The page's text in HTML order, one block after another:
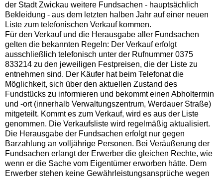
der Stadt Zwickau weitere Fundsachen - hauptsächlich
Bekleidung - aus dem letzten halben Jahr auf einer neuen
Liste zum telefonischen Verkauf kommen.
Für den Verkauf und die Herausgabe aller Fundsachen
gelten die bekannten Regeln: Der Verkauf erfolgt
ausschließlich telefonisch unter der Rufnummer 0375
833214 zu den jeweiligen Festpreisen, die der Liste zu
entnehmen sind. Der Käufer hat beim Telefonat die
Möglichkeit, sich über den aktuellen Zustand des
Fundstücks zu informieren und bekommt einen Abholtermin
und -ort (innerhalb Verwaltungszentrum, Werdauer Straße)
mitgeteilt. Kommt es zum Verkauf, wird es aus der Liste
genommen. Die Verkaufsliste wird regelmäßig aktualisiert.
Die Herausgabe der Fundsachen erfolgt nur gegen
Barzahlung an volljährige Personen. Bei Veräußerung der
Fundsachen erlangt der Erwerber die gleichen Rechte, wie
wenn er die Sache vom Eigentümer erworben hätte. Dem
Erwerber stehen keine Gewährleistungsansprüche wegen